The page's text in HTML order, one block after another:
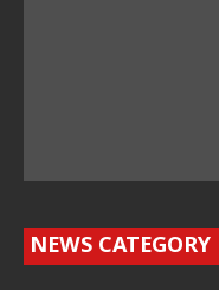
NEWS CATEGORY